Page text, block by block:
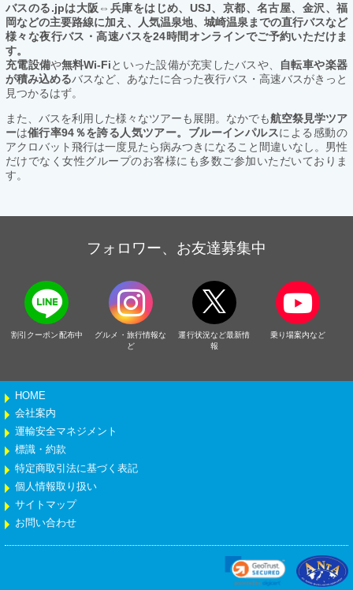
バスのる.jpは大阪⇔兵庫をはじめ、USJ、京都、名古屋、金沢、福
岡などの主要路線に加え、人気温泉地、城崎温泉までの直行バスなど
様々な夜行バス・高速バスを24時間オンラインでご予約いただけま
す。
充電設備や無料Wi-Fiといった設備が充実したバスや、
自転車や楽器
が積み込めるバスなど、あなたに合った夜行バス・高速バスがきっと
見つかるはず。
また、バスを利用した様々なツアーも展開。なかでも航空祭見学ツア
ーは催行率94％を誇る人気ツアー。ブルーインパルスによる感動の
アクロバット飛行は一度見たら病みつきになること間違いなし。男性
だけでなく女性グループのお客様にも多数ご参加いただいておりま
す。
フォロワー、お友達募集中
割引クーポン配布中
グルメ・旅行情報な
ど
運行状況など最新情
報
乗り場案内など
HOME
会社案内
運輸安全マネジメント
標識・約款
特定商取引法に基づく表記
個人情報取り扱い
サイトマップ
お問い合わせ